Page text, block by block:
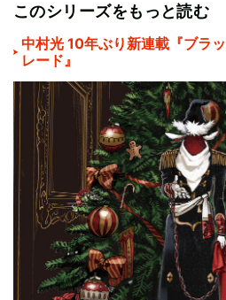
このシリーズをもっと読む
中村光 10年ぶり新連載『ブラ
レード』